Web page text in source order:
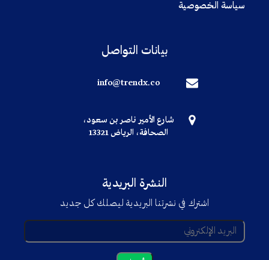
سياسة الخصوصية
بيانات التواصل
info@trendx.co
شارع الأمير ناصر بن سعود،
الصحافة، الرياض 13321
النشرة البريدية
اشترك في نشرتنا البريدية ليصلك كل جديد